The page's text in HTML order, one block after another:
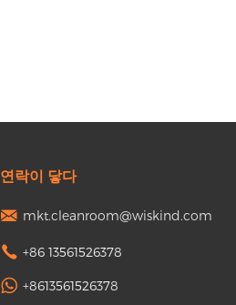
연락이 닿다
mkt.cleanroom@wiskind.com
+86 13561526378
+8613561526378